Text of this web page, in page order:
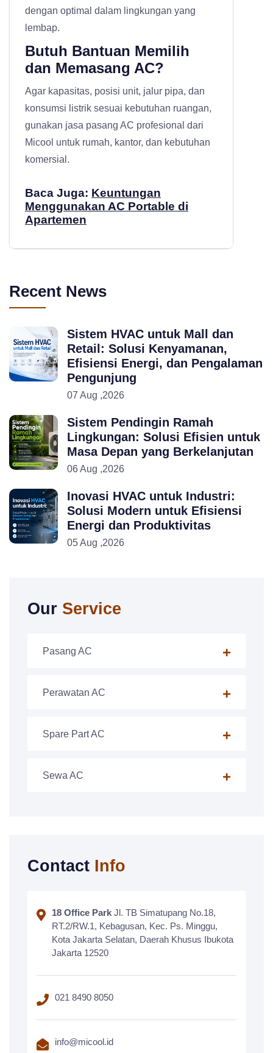
dengan optimal dalam lingkungan yang
lembap.
Butuh Bantuan Memilih
dan Memasang AC?
Agar kapasitas, posisi unit, jalur pipa, dan
konsumsi listrik sesuai kebutuhan ruangan,
gunakan jasa pasang AC profesional dari
Micool untuk rumah, kantor, dan kebutuhan
komersial.
Baca Juga: Keuntungan
Menggunakan AC Portable di
Apartemen
Recent News
Sistem HVAC untuk Mall dan
Retail: Solusi Kenyamanan,
Efisiensi Energi, dan Pengalaman
Pengunjung
07 Aug ,2026
Sistem Pendingin Ramah
Lingkungan: Solusi Efisien untuk
Masa Depan yang Berkelanjutan
06 Aug ,2026
Inovasi HVAC untuk Industri:
Solusi Modern untuk Efisiensi
Energi dan Produktivitas
05 Aug ,2026
Our Service
Pasang AC
Perawatan AC
Spare Part AC
Sewa AC
Contact Info
18 Office Park Jl. TB Simatupang No.18,
RT.2/RW.1, Kebagusan, Kec. Ps. Minggu,
Kota Jakarta Selatan, Daerah Khusus Ibukota
Jakarta 12520
021 8490 8050
info@micool.id